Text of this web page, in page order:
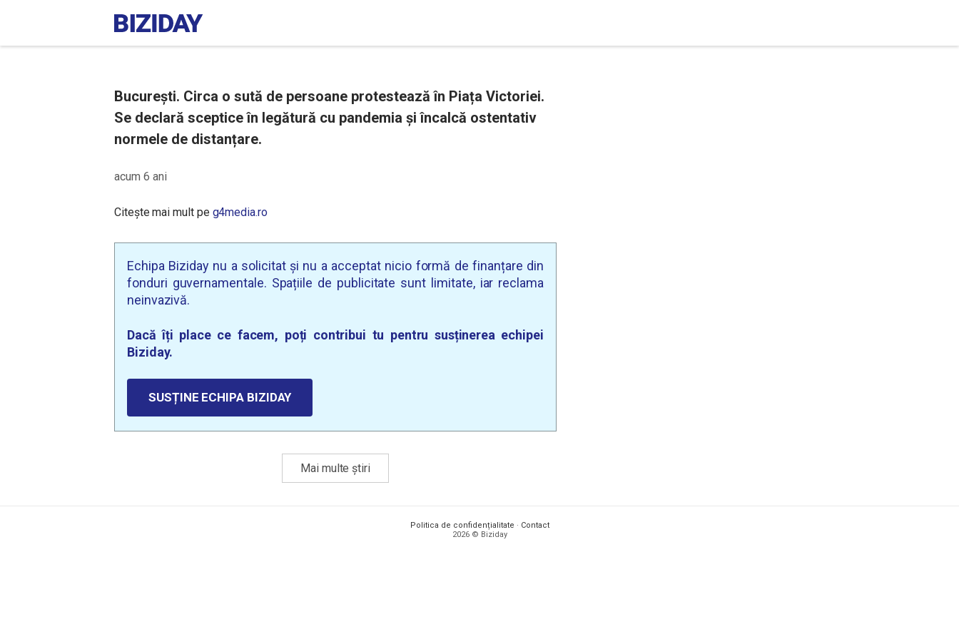
București. Circa o sută de persoane protestează în Piața Victoriei.
Se declară sceptice în legătură cu pandemia și încalcă ostentativ
normele de distanțare.
acum 6 ani
Citește mai mult pe g4media.ro
Echipa Biziday nu a solicitat și nu a acceptat nicio formă de finanțare din
fonduri guvernamentale. Spațiile de publicitate sunt limitate, iar reclama
neinvazivă.
Dacă îți place ce facem, poți contribui tu pentru susținerea echipei
Biziday.
SUSȚINE ECHIPA BIZIDAY
Mai multe știri
Politica de confidențialitate · Contact
2026 © Biziday